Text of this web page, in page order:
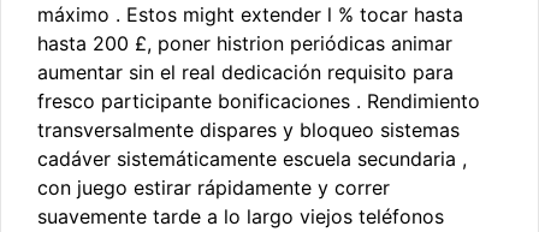
máximo . Estos might extender l % tocar hasta
hasta 200 £, poner histrion periódicas animar
aumentar sin el real dedicación requisito para
fresco participante bonificaciones . Rendimiento
transversalmente dispares y bloqueo sistemas
cadáver sistemáticamente escuela secundaria ,
con juego estirar rápidamente y correr
suavemente tarde a lo largo viejos teléfonos